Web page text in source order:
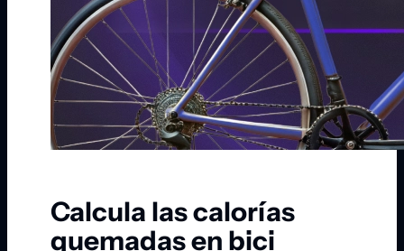
Calcula las calorías
quemadas en bici